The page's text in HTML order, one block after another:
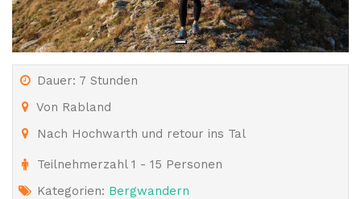
Dauer: 7 Stunden
Von Rabland
Nach Hochwarth und retour ins Tal
Teilnehmerzahl 1 - 15 Personen
Kategorien: Bergwandern